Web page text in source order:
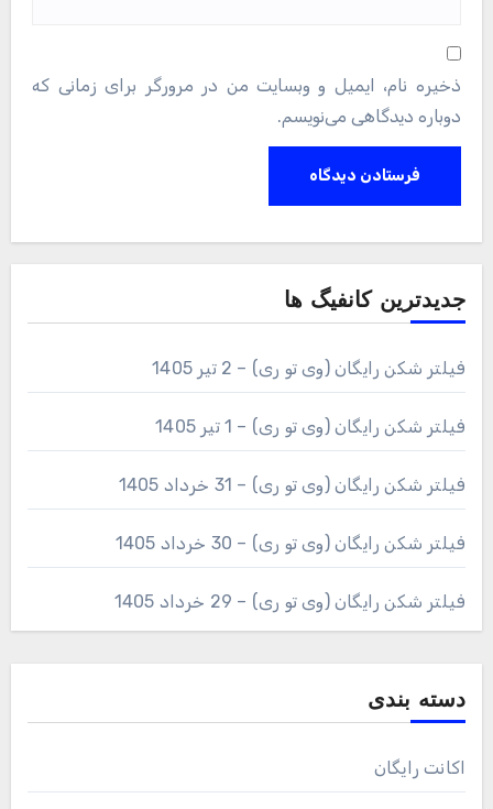
ذخیره نام، ایمیل و وبسایت من در مرورگر برای زمانی که
دوباره دیدگاهی می‌نویسم.
جدیدترین کانفیگ ها
فیلتر شکن رایگان (وی تو ری) – 2 تیر 1405
فیلتر شکن رایگان (وی تو ری) – 1 تیر 1405
فیلتر شکن رایگان (وی تو ری) – 31 خرداد 1405
فیلتر شکن رایگان (وی تو ری) – 30 خرداد 1405
فیلتر شکن رایگان (وی تو ری) – 29 خرداد 1405
دسته بندی
اکانت رایگان